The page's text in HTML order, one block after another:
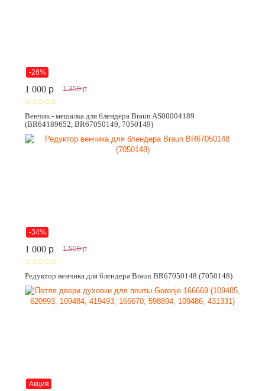
-26%
1 000 p 1 350 p
Венчик - мешалка для блендера Braun AS00004189
(BR64189652, BR67050149, 7050149)
-34%
1 000 p 1 500 p
Редуктор венчика для блендера Braun BR67050148 (7050148)
Акция